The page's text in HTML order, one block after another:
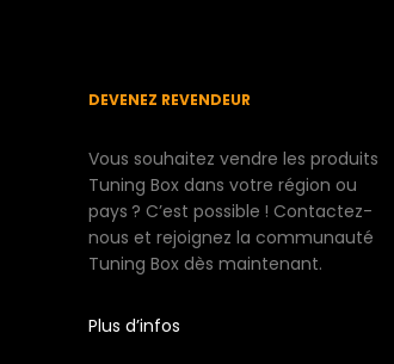
DEVENEZ REVENDEUR
Vous souhaitez vendre les produits
Tuning Box dans votre région ou
pays ? C’est possible ! Contactez-
nous et rejoignez la communauté
Tuning Box dès maintenant.
Plus d’infos